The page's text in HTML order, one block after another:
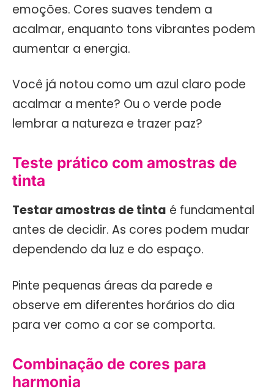
emoções. Cores suaves tendem a
acalmar, enquanto tons vibrantes podem
aumentar a energia.
Você já notou como um azul claro pode
acalmar a mente? Ou o verde pode
lembrar a natureza e trazer paz?
Teste prático com amostras de
tinta
Testar amostras de tinta é fundamental
antes de decidir. As cores podem mudar
dependendo da luz e do espaço.
Pinte pequenas áreas da parede e
observe em diferentes horários do dia
para ver como a cor se comporta.
Combinação de cores para
harmonia